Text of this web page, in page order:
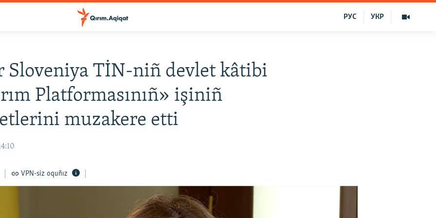
УКР
РУС
Sloveniya TİN-niñ devlet kâtibi
Platformasınıñ» işiniñ
muzakere etti
VPN-siz oquñız